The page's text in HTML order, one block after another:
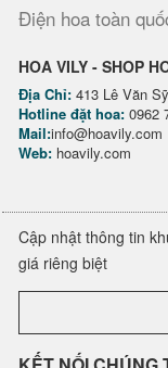
Điện hoa toàn
HOA VILY - SHOP
Địa Chỉ: 413 Lê Văn
Hotline đặt hoa: 0962
Mail:info@hoavily.com
Web: hoavily.com
Cập nhật thông tin
giá riêng biệt